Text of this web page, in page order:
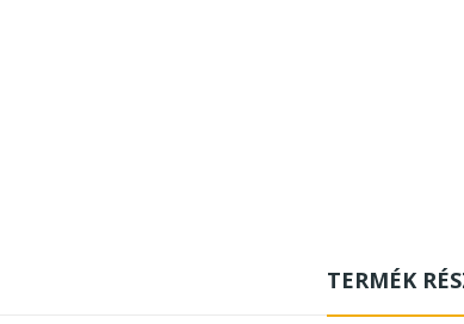
TERMÉK